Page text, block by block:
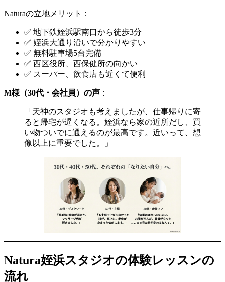
Naturaの立地メリット：
✅ 地下鉄姪浜駅南口から徒歩3分
✅ 姪浜大通り沿いで分かりやすい
✅ 無料駐車場5台完備
✅ 西区役所、西保健所の向かい
✅ スーパー、飲食店も近くて便利
M様（30代・会社員）の声 ：
「天神のスタジオも考えましたが、仕事帰りに寄
ると帰宅が遅くなる。姪浜なら家の近所だし、買
い物ついでに通えるのが最高です。近いって、想
像以上に重要でした。」
Natura姪浜スタジオの体験レッスンの
流れ